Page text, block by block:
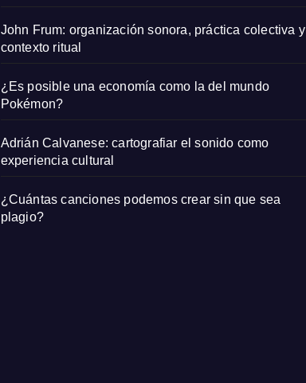
John Frum: organización sonora, práctica colectiva y
contexto ritual
¿Es posible una economía como la del mundo
Pokémon?
Adrián Calvanese: cartografiar el sonido como
experiencia cultural
¿Cuántas canciones podemos crear sin que sea
plagio?